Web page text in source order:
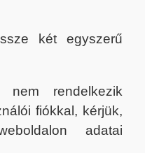
két egyszerű
nem rendelkezik
fiókkal, kérjük,
adatai